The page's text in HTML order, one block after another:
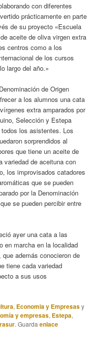
con diferentes
prácticamente en parte
de su proyecto «Escuela
aceite de oliva virgen extra
centros como a los
de los cursos
largo del año.»
de Origen
a los alumnos una cata
extra amparados por
Selección y Estepa
los asistentes. Los
sorprendidos al
que tiene un aceite de
variedad de aceituna con
los improvisados catadores
que se pueden
por la Denominación
se pueden percibir entre
ayer una cata a las
en marcha en la localidad
además conocieron de
tiene cada variedad
a sus usos
, Economia y Empresasy
y empresas, Estepa,
. Guardaenlace